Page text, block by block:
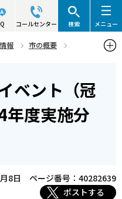
コールセンター 検索 メニュー
報
市の概要
年度実施分＞
ベント（冠
度実施分
8日
ページ番号：40282639
ポストする